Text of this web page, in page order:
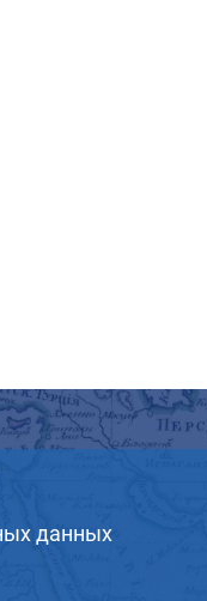
данных